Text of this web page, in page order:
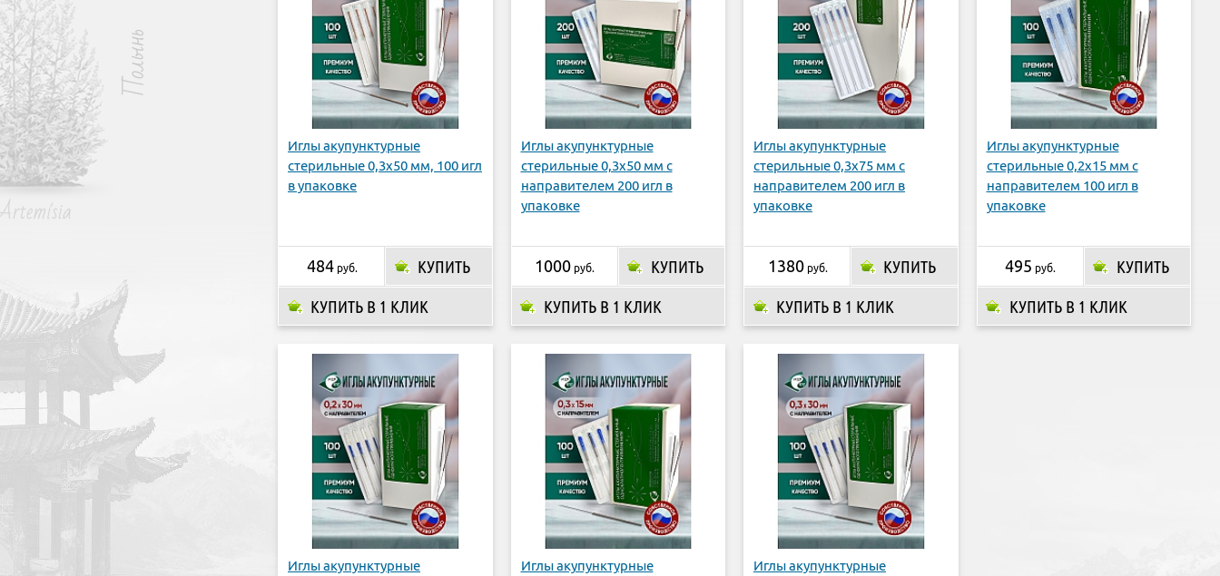
Иглы акупунктурные
стерильные 0,3х50 мм, 100 игл
в упаковке
КУПИТЬ В 1 КЛИК
484руб. КУПИТЬ
Иглы акупунктурные
стерильные 0,3х50 мм с
направителем 200 игл в
упаковке
КУПИТЬ В 1 КЛИК
1000 руб. КУПИТЬ
Иглы акупунктурные
стерильные 0,3х75 мм с
направителем 200 игл в
упаковке
КУПИТЬ В 1 КЛИК
1380руб. КУПИТЬ
Иглы акупунктурные
стерильные 0,2х15 мм с
направителем 100 игл в
упаковке
КУПИТЬ В 1 КЛИК
495 руб. КУПИТЬ
Иглы акупунктурные
Иглы акупунктурные
Иглы акупунктурные